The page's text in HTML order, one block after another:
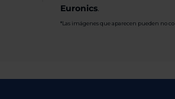
Euronics.
*Las imágenes que aparecen pueden no